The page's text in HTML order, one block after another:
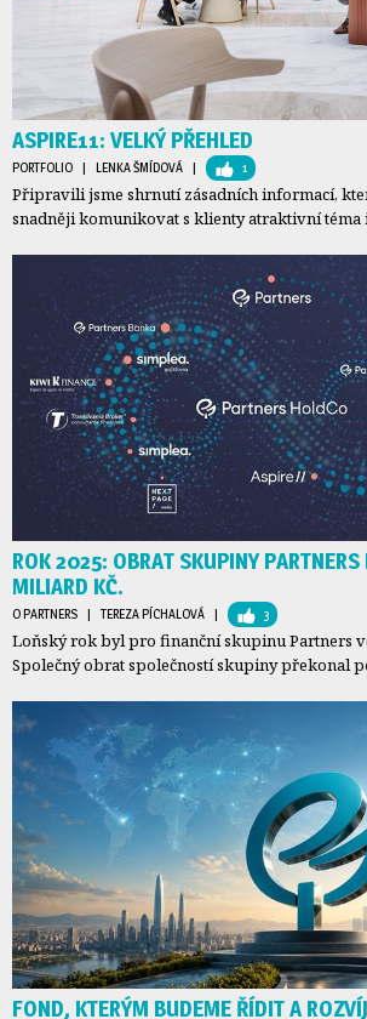
ASPIRE11: VELKÝ PŘEHLED
PORTFOLIO | LENKA ŠMÍDOVÁ | 1
Připravili jsme shrnutí zásadních informací,
snadněji komunikovat s klienty atraktivní téma
ROK 2025: OBRAT SKUPINY PARTNERS
MILIARD KČ.
O PARTNERS | TEREZA PÍCHALOVÁ | 3
Loňský rok byl pro finanční skupinu Partners
Společný obrat společností skupiny překonal
FOND, KTERÝM BUDEME ŘÍDIT A